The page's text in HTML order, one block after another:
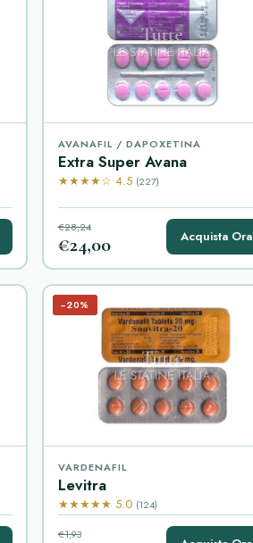
AVANAFIL / DAPOXETINA
Extra Super Avana
★★★★☆ 4.5 (227)
€28,24
€24,00 Acquista Ora
−20%
VARDENAFIL
Levitra
★★★★★ 5.0 (124)
€1,93